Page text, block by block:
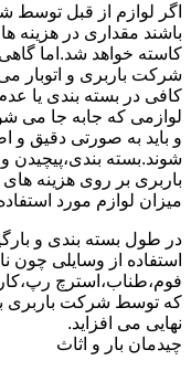
اگر لوازم از قبل
باشند مقداری در هزینه
کاسته خواهد شد.اما
شرکت باربری و اتوبار
کافی در بسته بندی یا
لوازمی که جابه جا می
و باید به صورتی دقیق و
شوند.بسته
باربری بر روی هزینه های
میزان لوازم مورد
در طول بسته بندی و
استفاده از وسایلی چون
فوم،طناب،استرچ
که توسط شرکت باربری
نهایی می افزاید.
چیدمان بار و اثاث